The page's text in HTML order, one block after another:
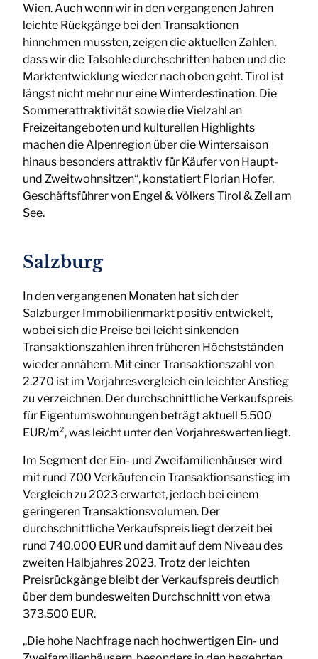
Wien. Auch wenn wir in den vergangenen Jahren
leichte Rückgänge bei den Transaktionen
hinnehmen mussten, zeigen die aktuellen Zahlen,
dass wir die Talsohle durchschritten haben und die
Marktentwicklung wieder nach oben geht. Tirol ist
längst nicht mehr nur eine Winterdestination. Die
Sommerattraktivität sowie die Vielzahl an
Freizeitangeboten und kulturellen Highlights
machen die Alpenregion über die Wintersaison
hinaus besonders attraktiv für Käufer von Haupt-
und Zweitwohnsitzen“, konstatiert Florian Hofer,
Geschäftsführer von Engel & Völkers Tirol & Zell am
See.
Salzburg
In den vergangenen Monaten hat sich der
Salzburger Immobilienmarkt positiv entwickelt,
wobei sich die Preise bei leicht sinkenden
Transaktionszahlen ihren früheren Höchstständen
wieder annähern. Mit einer Transaktionszahl von
2.270 ist im Vorjahresvergleich ein leichter Anstieg
zu verzeichnen. Der durchschnittliche Verkaufspreis
für Eigentumswohnungen beträgt aktuell 5.500
EUR/m², was leicht unter den Vorjahreswerten liegt.
Im Segment der Ein- und Zweifamilienhäuser wird
mit rund 700 Verkäufen ein Transaktionsanstieg im
Vergleich zu 2023 erwartet, jedoch bei einem
geringeren Transaktionsvolumen. Der
durchschnittliche Verkaufspreis liegt derzeit bei
rund 740.000 EUR und damit auf dem Niveau des
zweiten Halbjahres 2023. Trotz der leichten
Preisrückgänge bleibt der Verkaufspreis deutlich
über dem bundesweiten Durchschnitt von etwa
373.500 EUR.
„Die hohe Nachfrage nach hochwertigen Ein- und